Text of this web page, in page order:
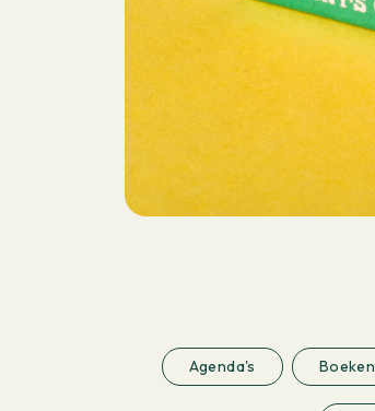
Agenda's Boeken